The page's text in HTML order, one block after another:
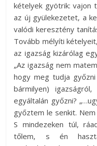
kételyek gyötrik: vajon
az új gyülekezetet, a
valódi keresztény
Tovább mélyíti
az igazság kizárólag
„Az igazság nem
hogy meg tudja
bármilyen)
egyáltalán győzni?
győztem le senkit. Nem
S mindezeken túl,
tőlem, s én